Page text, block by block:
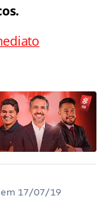
17/07/19